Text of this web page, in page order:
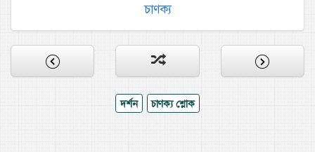
চাণক্য
দর্শন চাণক্য শ্লোক